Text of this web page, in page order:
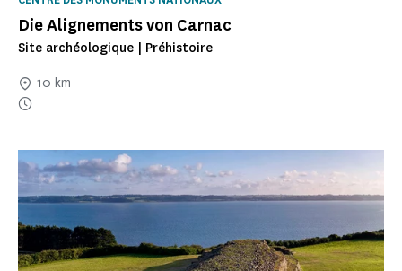
Die Alignements von Carnac
Site archéologique | Préhistoire
10 km